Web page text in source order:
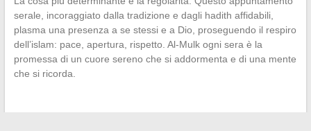
serale, incoraggiato dalla tradizione e dagli hadith affidabili,
plasma una presenza a se stessi e a Dio, proseguendo il respiro
dell’islam: pace, apertura, rispetto. Al-Mulk ogni sera è la
promessa di un cuore sereno che si addormenta e di una mente
che si ricorda.